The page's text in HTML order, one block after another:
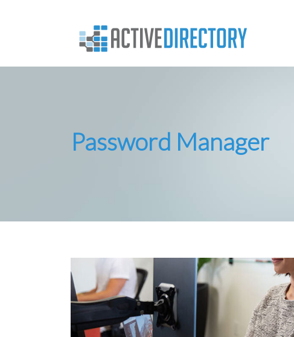
Password Manager